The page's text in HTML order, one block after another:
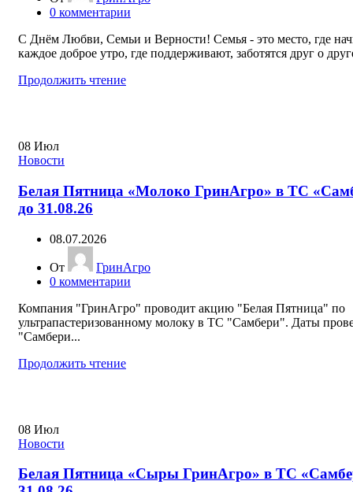
0 комментарии
С Днём Любви, Семьи и Верности! Семья - это место, где
каждое доброе утро, где поддерживают, заботятся друг о
Продолжить чтение
08 Июл
Новости
Белая Пятница «Молоко ГринАгро» в ТС
до 31.08.26
08.07.2026
От
ГринАгро
0 комментарии
Компания "ГринАгро" проводит акцию "Белая Пятница" по
ультрапастеризованному молоку в ТС "Самбери". Даты
"Самбери...
Продолжить чтение
08 Июл
Новости
Белая Пятница «Сыры ГринАгро» в ТС